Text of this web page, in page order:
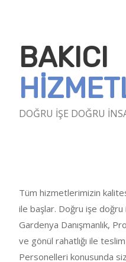
BAKICI
DOĞRU İŞE DOĞRU
Tüm hizmetlerimizin
ile başlar. Doğru işe doğru
Gardenya Danışmanlık,
ve gönül rahatlığı ile
Personelleri konusunda